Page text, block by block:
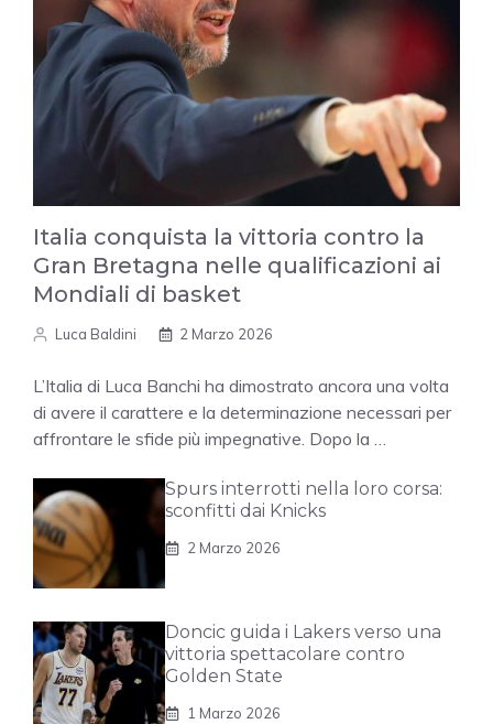
Italia conquista la vittoria contro la
Gran Bretagna nelle qualificazioni ai
Mondiali di basket
Luca Baldini 2 Marzo 2026
L’Italia di Luca Banchi ha dimostrato ancora una volta
di avere il carattere e la determinazione necessari per
affrontare le sfide più impegnative. Dopo la …
Spurs interrotti nella loro corsa:
sconfitti dai Knicks
2 Marzo 2026
Doncic guida i Lakers verso una
vittoria spettacolare contro
Golden State
1 Marzo 2026